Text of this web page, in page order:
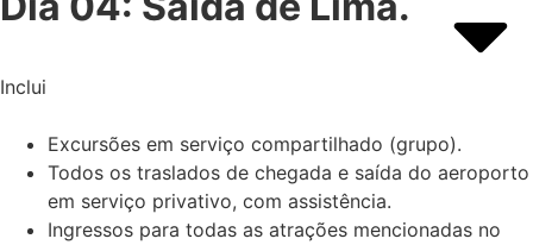
Inclui
Excursões em serviço compartilhado (grupo).
Todos os traslados de chegada e saída do aeroporto
em serviço privativo, com assistência.
Ingressos para todas as atrações mencionadas no